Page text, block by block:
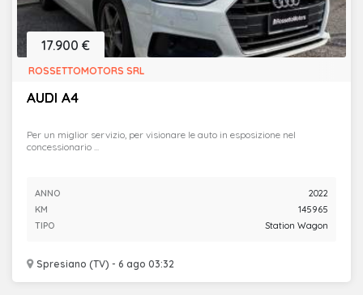
AUDI A4
Spresiano (TV) - 6 ago 03:32
17.900 €
ROSSETTOMOTORS SRL
Per un miglior servizio, per visionare le auto in esposizione nel
concessionario ...
ANNO
2022
KM
145965
TIPO
Station Wagon